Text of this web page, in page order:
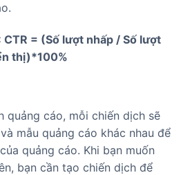
= (Số lượt nhấp / Số lượt
thị)*100%
quảng cáo, mỗi chiến dịch sẽ
mẫu quảng cáo khác nhau để
quảng cáo. Khi bạn muốn
bạn cần tạo chiến dịch để